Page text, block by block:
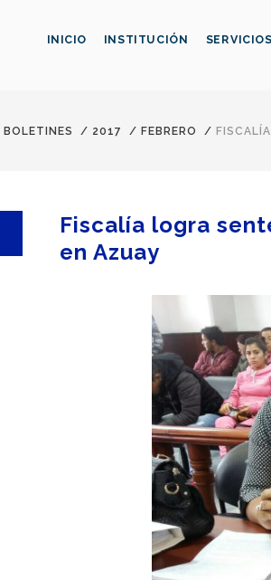
INICIO INSTITUCIÓN SERVICIOS
BOLETINES / 2017 / FEBRERO /
Fiscalía logra
en Azuay